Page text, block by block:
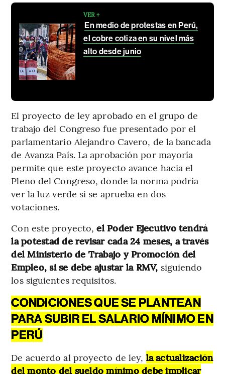
VER +
En medio de protestas en Perú,
el cobre cotiza en su nivel más
alto desde junio
El proyecto de ley aprobado en el grupo de
trabajo del Congreso fue presentado por el
parlamentario Alejandro Cavero, de la bancada
de Avanza País. La aprobación por mayoría
permite que este proyecto avance hacia el
Pleno del Congreso, donde la norma podría
ver la luz verde si se aprueba en dos
votaciones.
Con este proyecto, el Poder Ejecutivo tendrá
la potestad de revisar cada 24 meses, a través
del Ministerio de Trabajo y Promoción del
Empleo, si se debe ajustar la RMV, siguiendo
los siguientes requisitos.
CONDICIONES QUE SE PLANTEAN
PARA SUBIR EL SALARIO MÍNIMO EN
PERÚ
De acuerdo al proyecto de ley, la actualización
del monto del sueldo mínimo debe implicar